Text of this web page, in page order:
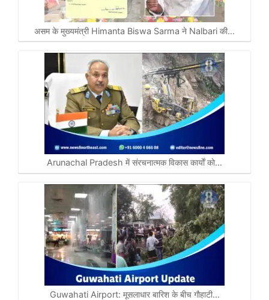
असम के मुख्यमंत्री Himanta Biswa Sarma ने Nalbari की…
Arunachal Pradesh में संरचनात्मक विकास कार्याें काे…
Guwahati Airport: मूसलाधार बारिश के बीच गाैहाटी…